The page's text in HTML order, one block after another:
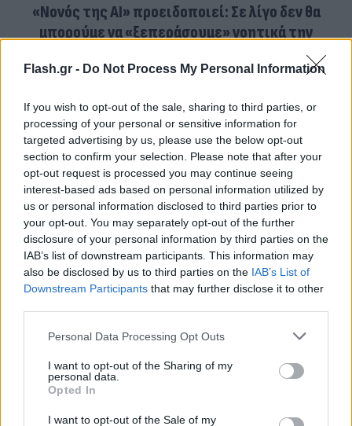
Flash.gr - Do Not Process My Personal Information
If you wish to opt-out of the sale, sharing to third parties, or
processing of your personal or sensitive information for
targeted advertising by us, please use the below opt-out
section to confirm your selection. Please note that after your
opt-out request is processed you may continue seeing
interest-based ads based on personal information utilized by
us or personal information disclosed to third parties prior to
your opt-out. You may separately opt-out of the further
disclosure of your personal information by third parties on the
IAB’s list of downstream participants. This information may
also be disclosed by us to third parties on the IAB’s List of
Downstream Participants that may further disclose it to other
Please note that this website/app uses one or more Google
not limited to your visit or usage behaviour. You may click to
grant or deny consent to Google and its third-party tags to
use your data for below specified purposes in below Google
consent section.
Personal Data Processing Opt Outs
I want to opt-out of the Sharing of my
personal data.
Opted In
I want to opt-out of the Sale of my
«Νονός της AI» προειδοποιεί: Σε λίγο δεν θα
μπορούμε να «ξεπεράσουμε» νοητικά την